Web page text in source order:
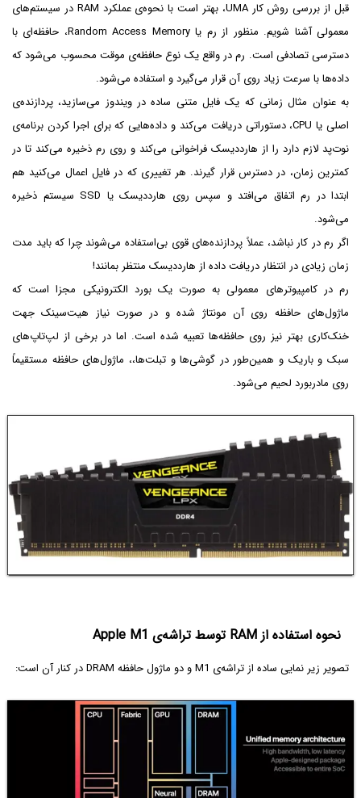
قبل از بررسی روش کار UMA، بهتر است با نحوه‌ی عملکرد RAM در سیستم‌های
معمولی آشنا شویم. منظور از رم یا Random Access Memory، حافظه‌ای با
دسترسی تصادفی است. رم در واقع یک نوع حافظه‌ی موقت محسوب می‌شود که
داده‌ها با سرعت زیاد روی آن قرار می‌گیرد و استفاده می‌شود.
به عنوان مثال زمانی که یک فایل متنی ساده در ویندوز می‌سازید، پردازنده‌ی
اصلی یا CPU، دستوراتی دریافت می‌کند و داده‌هایی که برای اجرا کردن برنامه‌ی
نوت‌پد لازم دارد را از هارددیسک فراخوانی می‌کند و روی رم ذخیره می‌کند تا در
کمترین زمان، در دسترس قرار گیرند. هر تغییری که در فایل اعمال می‌کنید هم
ابتدا در رم اتفاق می‌افتد و سپس روی هارددیسک یا SSD سیستم ذخیره
می‌شود.
اگر رم در کار نباشد، عملاً پردازنده‌های قوی بی‌استفاده می‌شوند چرا که باید مدت
زمان زیادی در انتظار دریافت داده از هارددیسک منتظر بمانند!
رم در کامپیوترهای معمولی به صورت یک بورد الکترونیکی مجزا است که
ماژول‌های حافظه روی آن مونتاژ شده و در صورت نیاز هیت‌سینک جهت
خنک‌کاری بهتر نیز روی حافظه‌ها تعبیه شده است. اما در برخی از لپ‌تاپ‌های
سبک و باریک و همین‌طور در گوشی‌ها و تبلت‌ها،، ماژول‌های حافظه مستقیماً
روی مادربورد لحیم می‌شود.
نحوه استفاده از RAM توسط تراشه‌ی Apple M1
تصویر زیر نمایی ساده از تراشه‌ی M1 و دو ماژول حافظه DRAM در کنار آن است: